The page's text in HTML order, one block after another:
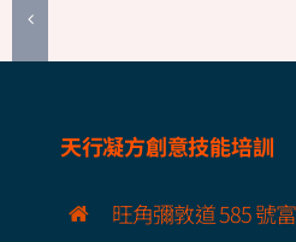
天行凝方創意技能培訓
旺角彌敦道 585 號